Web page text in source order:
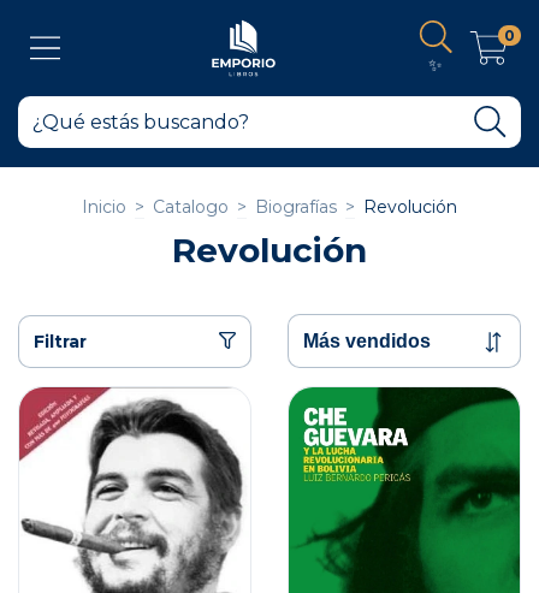
✨
0
Inicio > Catalogo > Biografías > Revolución
Revolución
Filtrar